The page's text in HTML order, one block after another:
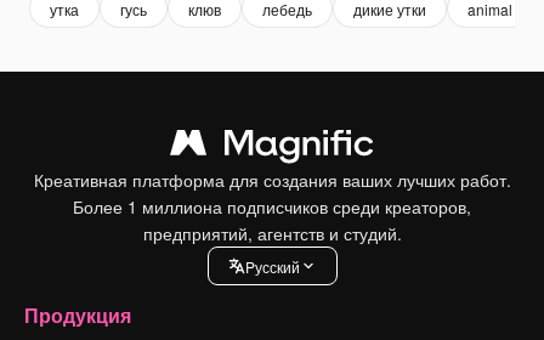
утка гусь клюв лебедь дикие утки animal
Креативная платформа для создания ваших лучших работ.
Более 1 миллиона подписчиков среди креаторов,
предприятий, агентств и студий.
Pусский
Продукция